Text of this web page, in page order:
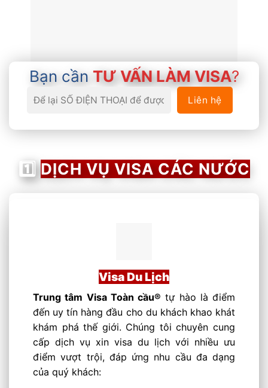
Bạn cần TƯ VẤN LÀM VISA?
1️⃣ DỊCH VỤ VISA CÁC NƯỚC
Visa Du Lịch
Trung tâm Visa Toàn cầu® tự hào là điểm
đến uy tín hàng đầu cho du khách khao khát
khám phá thế giới. Chúng tôi chuyên cung
cấp dịch vụ xin visa du lịch với nhiều ưu
điểm vượt trội, đáp ứng nhu cầu đa dạng
của quý khách: